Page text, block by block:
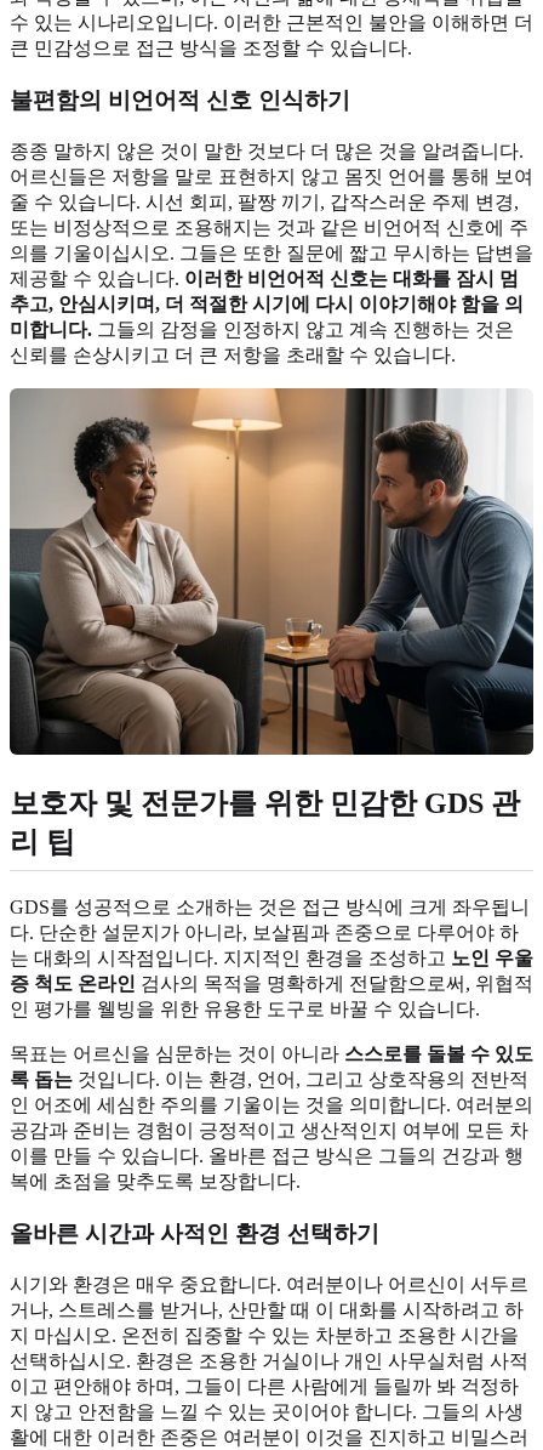
수 있는 시나리오입니다. 이러한 근본적인 불안을 이해하면 더
큰 민감성으로 접근 방식을 조정할 수 있습니다.
불편함의 비언어적 신호 인식하기
종종 말하지 않은 것이 말한 것보다 더 많은 것을 알려줍니다.
어르신들은 저항을 말로 표현하지 않고 몸짓 언어를 통해 보여
줄 수 있습니다. 시선 회피, 팔짱 끼기, 갑작스러운 주제 변경,
또는 비정상적으로 조용해지는 것과 같은 비언어적 신호에 주
의를 기울이십시오. 그들은 또한 질문에 짧고 무시하는 답변을
제공할 수 있습니다. 이러한 비언어적 신호는 대화를 잠시 멈
추고, 안심시키며, 더 적절한 시기에 다시 이야기해야 함을 의
미합니다. 그들의 감정을 인정하지 않고 계속 진행하는 것은
신뢰를 손상시키고 더 큰 저항을 초래할 수 있습니다.
보호자 및 전문가를 위한 민감한 GDS 관
리 팁
GDS를 성공적으로 소개하는 것은 접근 방식에 크게 좌우됩니
다. 단순한 설문지가 아니라, 보살핌과 존중으로 다루어야 하
는 대화의 시작점입니다. 지지적인 환경을 조성하고 노인 우울
증 척도 온라인 검사의 목적을 명확하게 전달함으로써, 위협적
인 평가를 웰빙을 위한 유용한 도구로 바꿀 수 있습니다.
목표는 어르신을 심문하는 것이 아니라 스스로를 돌볼 수 있도
록 돕는 것입니다. 이는 환경, 언어, 그리고 상호작용의 전반적
인 어조에 세심한 주의를 기울이는 것을 의미합니다. 여러분의
공감과 준비는 경험이 긍정적이고 생산적인지 여부에 모든 차
이를 만들 수 있습니다. 올바른 접근 방식은 그들의 건강과 행
복에 초점을 맞추도록 보장합니다.
올바른 시간과 사적인 환경 선택하기
시기와 환경은 매우 중요합니다. 여러분이나 어르신이 서두르
거나, 스트레스를 받거나, 산만할 때 이 대화를 시작하려고 하
지 마십시오. 온전히 집중할 수 있는 차분하고 조용한 시간을
선택하십시오. 환경은 조용한 거실이나 개인 사무실처럼 사적
이고 편안해야 하며, 그들이 다른 사람에게 들릴까 봐 걱정하
지 않고 안전함을 느낄 수 있는 곳이어야 합니다. 그들의 사생
활에 대한 이러한 존중은 여러분이 이것을 진지하고 비밀스러